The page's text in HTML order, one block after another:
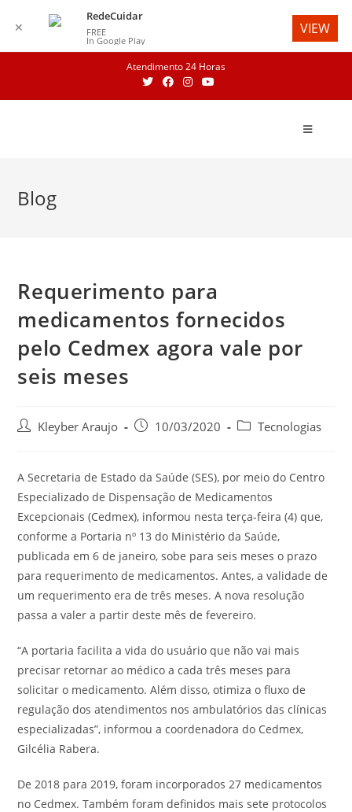
content
Atendimento 24 Horas
Blog
Requerimento para
medicamentos fornecidos
pelo Cedmex agora vale por
seis meses
PostKleyber Araujo
Post10/03/2020
PostTecnologias
A Secretaria de Estado da Saúde (SES), por meio do Centro
Especializado de Dispensação de Medicamentos
Excepcionais (Cedmex), informou nesta terça-feira (4) que,
conforme a Portaria nº 13 do Ministério da Saúde,
publicada em 6 de janeiro, sobe para seis meses o prazo
para requerimento de medicamentos. Antes, a validade de
um requerimento era de três meses. A nova resolução
passa a valer a partir deste mês de fevereiro.
“A portaria facilita a vida do usuário que não vai mais
precisar retornar ao médico a cada três meses para
solicitar o medicamento. Além disso, otimiza o fluxo de
regulação dos atendimentos nos ambulatórios das clínicas
especializadas”, informou a coordenadora do Cedmex,
Gilcélia Rabera.
De 2018 para 2019, foram incorporados 27 medicamentos
no Cedmex. Também foram definidos mais sete protocolos
✕
RedeCuidar
FREE
In Google Play
VIEW